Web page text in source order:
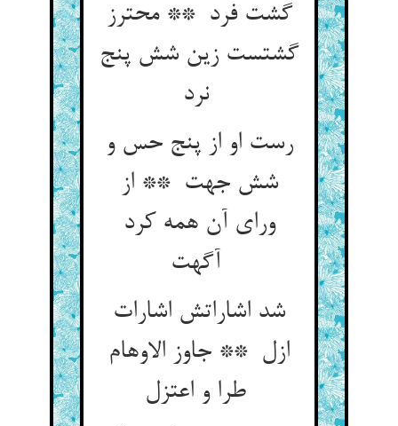
گشت فرد ** محترز
گشتست زین شش پنج
نرد
رست او از پنج حس و
شش جهت ** از
ورای آن همه کرد
شد اشاراتش اشارات
ازل ** جاوز الاوهام